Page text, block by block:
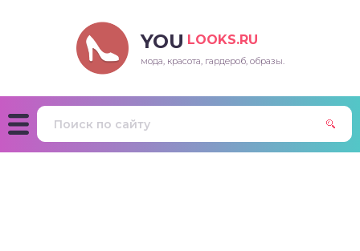
YOU LOOKS.RU
мода, красота, гардероб, образы.